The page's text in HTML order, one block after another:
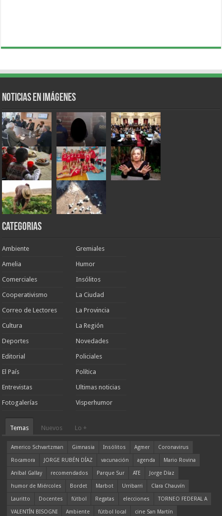
Noticias en Imágenes
Categorias
Ambiente
Amelia
Comerciales
Cooperativismo
Correo de Lectores
Cultura
Deportes
Editorial
El País
Entrevistas
Fotogalerías
Gremiales
Humor
Insólitos
La Ciudad
La Provincia
La Región
Novedades
Policiales
Política
Ultimas noticias
Visperhumor
Temas Nuevos Lo +
Americo Schvartzman Gimnasia Insólitos Agmer
Coronavirus
Rocamora
JORGE RUBÉN DÍAZ vacunación agenda
Mario Rovina
Aníbal Gallay
recomendados Parque Sur ATE
Jorge Díaz
humor de Miércoles
Bordet Marbot Urribarri
Clara Chauvín
Lauritto
Docentes fútbol Regatas elecciones
TORNEO FEDERAL A
VALENTÍN BISOGNI
Ambiente fútbol local cine San Martín